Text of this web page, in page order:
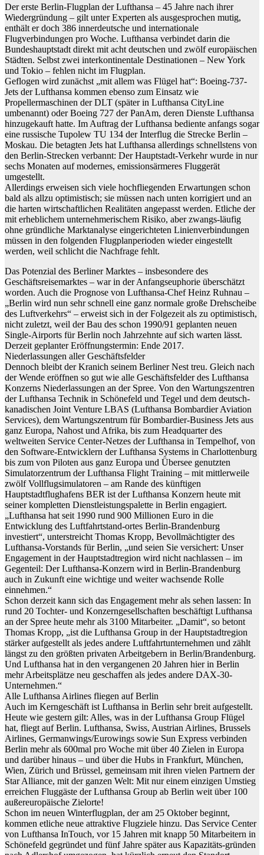
Der erste Berlin-Flugplan der Lufthansa – 45 Jahre nach ihrer
Wiedergründung – gilt unter Experten als ausgesprochen mutig,
enthält er doch 386 innerdeutsche und internationale
Flugverbindungen pro Woche. Lufthansa verbindet darin die
Bundeshauptstadt direkt mit acht deutschen und zwölf europäischen
Städten. Selbst zwei interkontinentale Destinationen – New York
und Tokio – fehlen nicht im Flugplan.
Geflogen wird zunächst „mit allem was Flügel hat“: Boeing-737-
Jets der Lufthansa kommen ebenso zum Einsatz wie
Propellermaschinen der DLT (später in Lufthansa CityLine
umbenannt) oder Boeing 727 der PanAm, deren Dienste Lufthansa
hinzugekauft hatte. Im Auftrag der Lufthansa bediente anfangs sogar
eine russische Tupolew TU 134 der Interflug die Strecke Berlin –
Moskau. Die betagten Jets hat Lufthansa allerdings schnellstens von
den Berlin-Strecken verbannt: Der Hauptstadt-Verkehr wurde in nur
sechs Monaten auf modernes, emissionsärmeres Fluggerät
umgestellt.
Allerdings erweisen sich viele hochfliegenden Erwartungen schon
bald als allzu optimistisch; sie müssen nach unten korrigiert und an
die harten wirtschaftlichen Realitäten angepasst werden. Etliche der
mit erheblichem unternehmerischem Risiko, aber zwangs-läufig
ohne gründliche Marktanalyse eingerichteten Linienverbindungen
müssen in den folgenden Flugplanperioden wieder eingestellt
werden, weil schlicht die Nachfrage fehlt.
Das Potenzial des Berliner Marktes – insbesondere des
Geschäftsreisemarktes – war in der Anfangseuphorie überschätzt
worden. Auch die Prognose von Lufthansa-Chef Heinz Ruhnau –
„Berlin wird nun sehr schnell eine ganz normale große Drehscheibe
des Luftverkehrs“ – erweist sich in der Folgezeit als zu optimistisch,
nicht zuletzt, weil der Bau des schon 1990/91 geplanten neuen
Single-Airports für Berlin noch Jahrzehnte auf sich warten lässt.
Derzeit geplanter Eröffnungstermin: Ende 2017.
Niederlassungen aller Geschäftsfelder
Dennoch bleibt der Kranich seinem Berliner Nest treu. Gleich nach
der Wende eröffnen so gut wie alle Geschäftsfelder des Lufthansa
Konzerns Niederlassungen an der Spree. Von den Wartungszentren
der Lufthansa Technik in Schönefeld und Tegel und dem deutsch-
kanadischen Joint Venture LBAS (Lufthansa Bombardier Aviation
Services), dem Wartungszentrum für Bombardier-Business Jets aus
ganz Europa, Nahost und Afrika, bis zum Headquarter des
weltweiten Service Center-Netzes der Lufthansa in Tempelhof, von
den Software-Entwicklern der Lufthansa Systems in Charlottenburg
bis zum von Piloten aus ganz Europa und Übersee genutzten
Simulatorzentrum der Lufthansa Flight Training – mit mittlerweile
zwölf Vollflugsimulatoren – am Rande des künftigen
Hauptstadtflughafens BER ist der Lufthansa Konzern heute mit
seiner kompletten Dienstleistungspalette in Berlin engagiert.
„Lufthansa hat seit 1990 rund 900 Millionen Euro in die
Entwicklung des Luftfahrtstand-ortes Berlin-Brandenburg
investiert“, unterstreicht Thomas Kropp, Bevollmächtigter des
Lufthansa-Vorstands für Berlin, „und seien Sie versichert: Unser
Engagement in der Hauptstadtregion wird nicht nachlassen – im
Gegenteil: Der Lufthansa-Konzern wird in Berlin-Brandenburg
auch in Zukunft eine wichtige und weiter wachsende Rolle
einnehmen.“
Schon derzeit kann sich das Engagement mehr als sehen lassen: In
rund 20 Tochter- und Konzerngesellschaften beschäftigt Lufthansa
an der Spree heute mehr als 3100 Mitarbeiter. „Damit“, so betont
Thomas Kropp, „ist die Lufthansa Group in der Hauptstadtregion
stärker aufgestellt als jedes andere Luftfahrtunternehmen und zählt
längst zu den größten privaten Arbeitgebern in Berlin/Brandenburg.
Und Lufthansa hat in den vergangenen 20 Jahren hier in Berlin
mehr Arbeitsplätze neu geschaffen als jedes andere DAX-30-
Unternehmen.“
Alle Lufthansa Airlines fliegen auf Berlin
Auch im Kerngeschäft ist Lufthansa in Berlin sehr breit aufgestellt.
Heute wie gestern gilt: Alles, was in der Lufthansa Group Flügel
hat, fliegt auf Berlin. Lufthansa, Swiss, Austrian Airlines, Brussels
Airlines, Germanwings/Eurowings sowie Sun Express verbinden
Berlin mehr als 600mal pro Woche mit über 40 Zielen in Europa
und darüber hinaus – und über die Hubs in Frankfurt, München,
Wien, Zürich und Brüssel, gemeinsam mit ihren vielen Partnern der
Star Alliance, mit der ganzen Welt: Mit nur einem einzigen Umstieg
erreichen Fluggäste der Lufthansa Group ab Berlin weit über 100
außereuropäische Zielorte!
Schon im neuen Winterflugplan, der am 25 Oktober beginnt,
kommen etliche neue attraktive Flugziele hinzu. Das Service Center
von Lufthansa InTouch, vor 15 Jahren mit knapp 50 Mitarbeitern in
Schönefeld gegründet und fünf Jahre später aus Kapazitäts-gründen